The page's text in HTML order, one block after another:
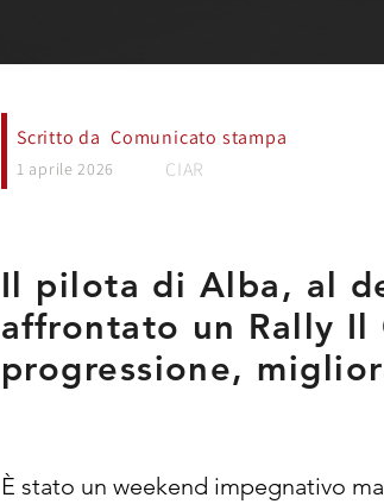
Scritto da Comunicato stampa
1 aprile 2026 CIAR
Il pilota di Alba, al
affrontato un Rally Il
progressione,
È stato un weekend impegnativo